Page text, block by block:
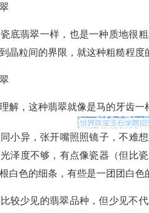
底翡翠一样，也是一种质地很
晶粒间的界限，就这种粗糙程度
解，这种翡翠就像是马的牙齿
小异，张开嘴照照镜子，不难
泽度不够，有点像瓷器（但比
白色的细条，有些是一团团白色
较少见的翡翠品种，但少见不